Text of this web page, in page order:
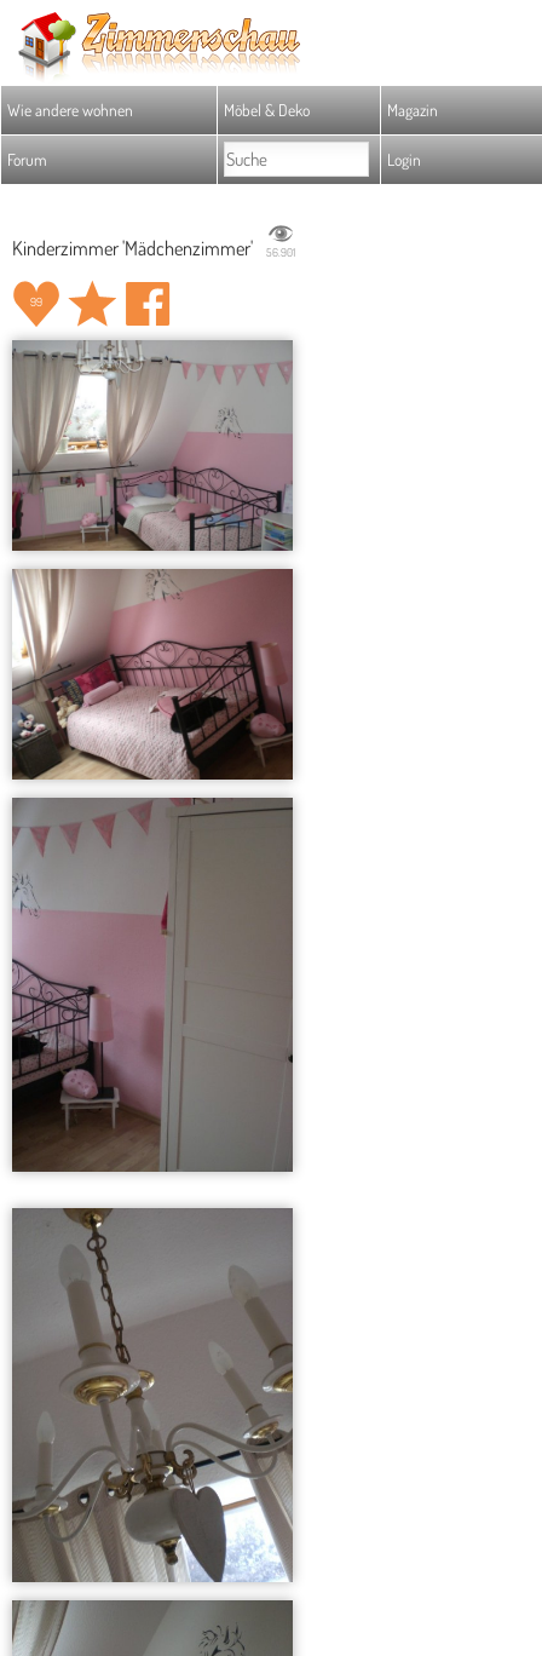
Wie andere wohnen Möbel & Deko Magazin
Forum Login
Kinderzimmer 'Mädchenzimmer' 56.901
99